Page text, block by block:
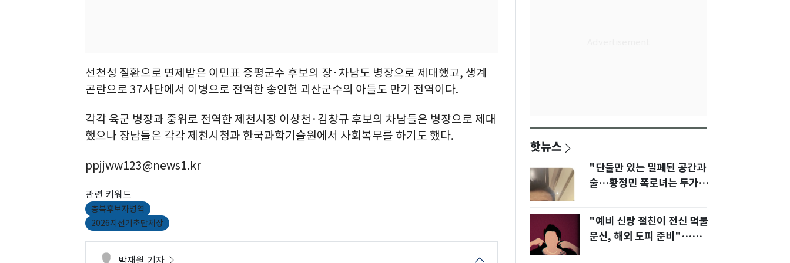
선천성 질환으로 면제받은 이민표 증평군수 후보의 장·차남도 병장으로 제대했고, 생계
곤란으로 37사단에서 이병으로 전역한 송인헌 괴산군수의 아들도 만기 전역이다.
각각 육군 병장과 중위로 전역한 제천시장 이상천·김창규 후보의 차남들은 병장으로 제대
했으나 장남들은 각각 제천시청과 한국과학기술원에서 사회복무를 하기도 했다.
ppjjww123@news1.kr
관련 키워드
충북후보자병역
2026지선기초단체장
박재원 기자
핫뉴스
"단둘만 있는 밀폐된 공간과
술…황정민 폭로녀는 두가지
"예비 신랑 절친이 전신 먹물
문신, 해외 도피 준비"…예비